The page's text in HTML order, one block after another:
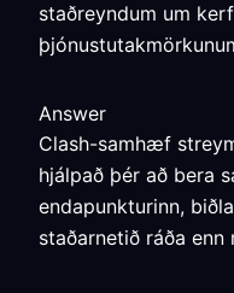
staðreyndum um
Answer
Clash-samhæf
hjálpað þér að bera
endapunkturinn,
staðarnetið ráða enn